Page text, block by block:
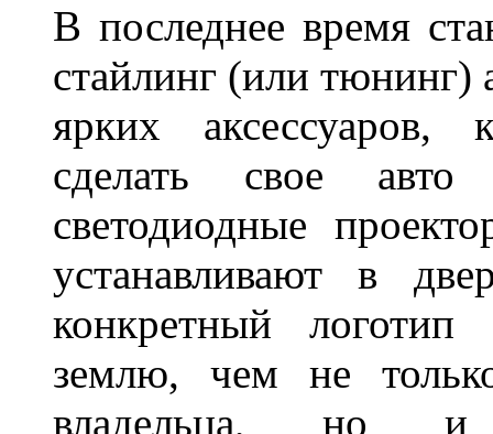
В последнее время
стайлинг (или тюнинг)
ярких аксессуаров,
сделать свое
светодиодные
устанавливают в
конкретный логотип
землю, чем не
владельца, но и